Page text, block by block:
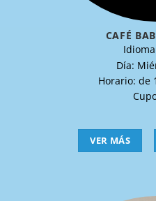
CAFÉ
Día:
Horario: de
VER MÁS